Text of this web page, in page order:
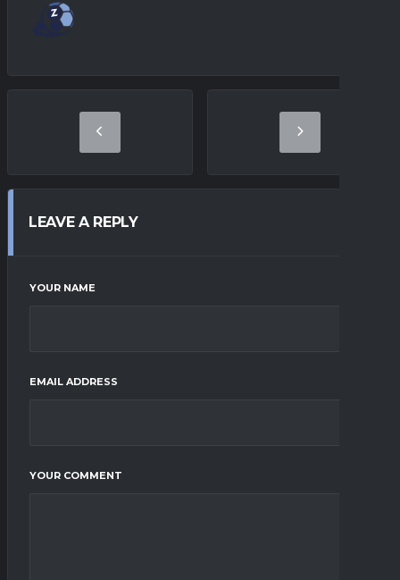
LEAVE A REPLY
YOUR NAME
EMAIL ADDRESS
YOUR COMMENT